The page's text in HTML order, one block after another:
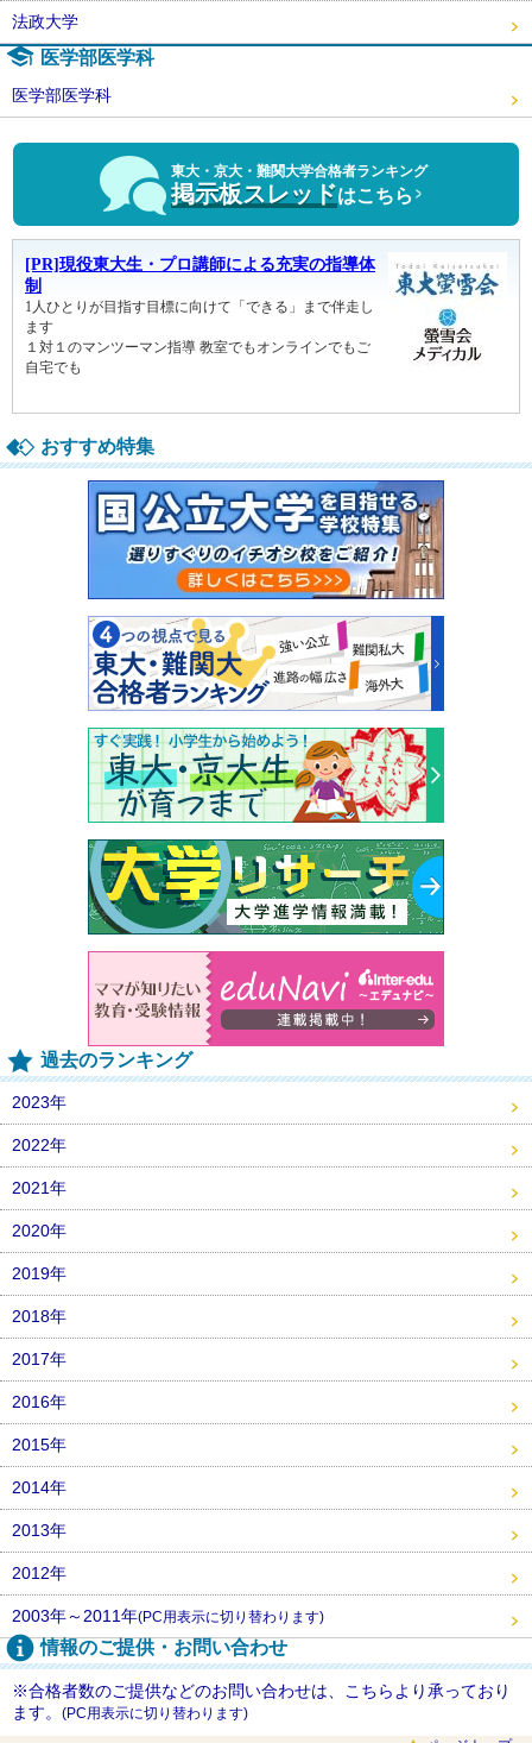
法政大学
医学部医学科
医学部医学科
東大・京大・難関大学合格者ランキング
掲示板スレッドはこちら
おすすめ特集
過去のランキング
2023年
2022年
2021年
2020年
2019年
2018年
2017年
2016年
2015年
2014年
2013年
2012年
2003年～2011年(PC用表示に切り替わります)
情報のご提供・お問い合わせ
※合格者数のご提供などのお問い合わせは、こちらより承っており
ます。 (PC用表示に切り替わります)